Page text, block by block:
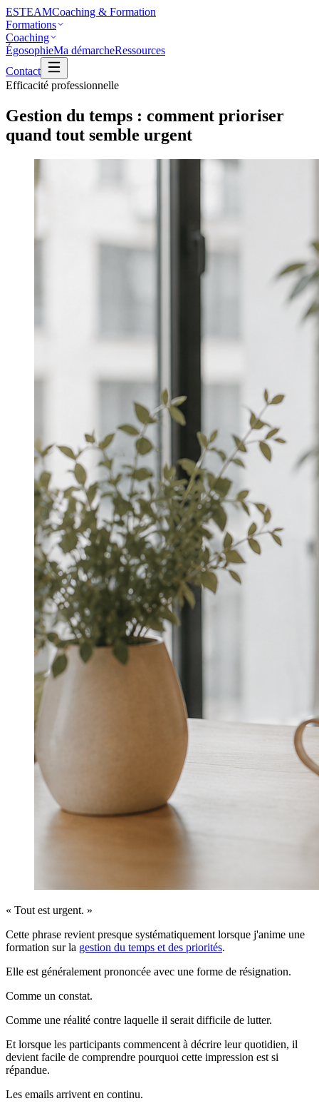
ESTEAMCoaching & Formation
Formations
Coaching
ÉgosophieMa démarcheRessources
Contact
Efficacité professionnelle
Gestion du temps : comment prioriser
quand tout semble urgent
« Tout est urgent. »
Cette phrase revient presque systématiquement lorsque j'anime une
formation sur la gestion du temps et des priorités.
Elle est généralement prononcée avec une forme de résignation.
Comme un constat.
Comme une réalité contre laquelle il serait difficile de lutter.
Et lorsque les participants commencent à décrire leur quotidien, il
devient facile de comprendre pourquoi cette impression est si
répandue.
Les emails arrivent en continu.